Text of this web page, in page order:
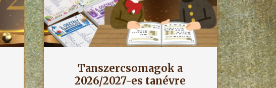
Tanszercsomagok a
2026/2027-es tanévre